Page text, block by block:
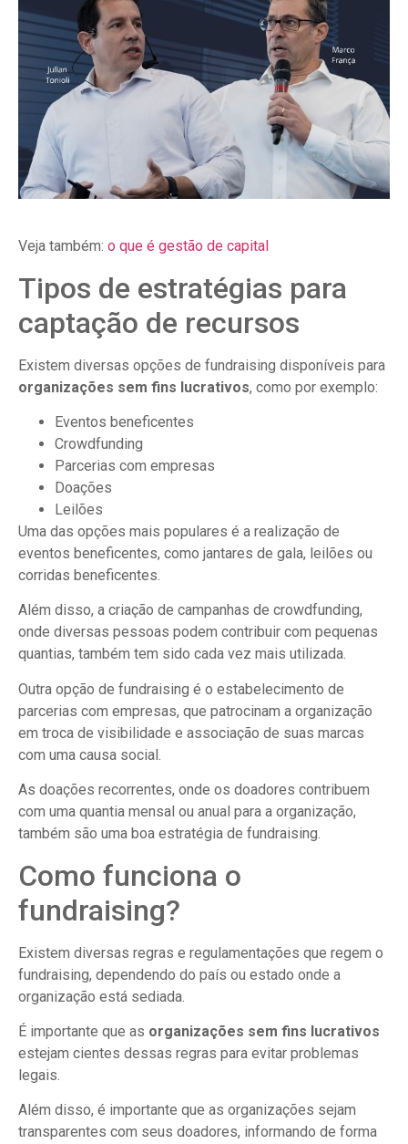
Veja também: o que é gestão de capital
Tipos de estratégias para
captação de recursos
Existem diversas opções de fundraising disponíveis para
organizações sem fins lucrativos, como por exemplo:
Eventos beneficentes
Crowdfunding
Parcerias com empresas
Doações
Leilões
Uma das opções mais populares é a realização de
eventos beneficentes, como jantares de gala, leilões ou
corridas beneficentes.
Além disso, a criação de campanhas de crowdfunding,
onde diversas pessoas podem contribuir com pequenas
quantias, também tem sido cada vez mais utilizada.
Outra opção de fundraising é o estabelecimento de
parcerias com empresas, que patrocinam a organização
em troca de visibilidade e associação de suas marcas
com uma causa social.
As doações recorrentes, onde os doadores contribuem
com uma quantia mensal ou anual para a organização,
também são uma boa estratégia de fundraising.
Como funciona o
fundraising?
Existem diversas regras e regulamentações que regem o
fundraising, dependendo do país ou estado onde a
organização está sediada.
É importante que as organizações sem fins lucrativos
estejam cientes dessas regras para evitar problemas
legais.
Além disso, é importante que as organizações sejam
transparentes com seus doadores, informando de forma